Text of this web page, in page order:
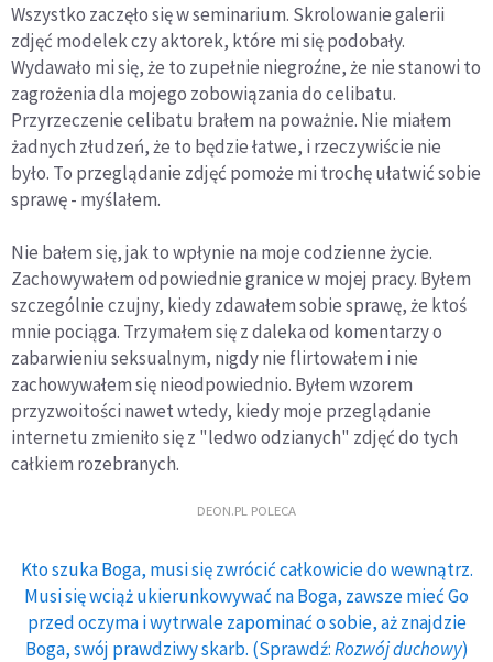
Wszystko zaczęło się w seminarium. Skrolowanie galerii
zdjęć modelek czy aktorek, które mi się podobały.
Wydawało mi się, że to zupełnie niegroźne, że nie stanowi to
zagrożenia dla mojego zobowiązania do celibatu.
Przyrzeczenie celibatu brałem na poważnie. Nie miałem
żadnych złudzeń, że to będzie łatwe, i rzeczywiście nie
było. To przeglądanie zdjęć pomoże mi trochę ułatwić sobie
sprawę - myślałem.
Nie bałem się, jak to wpłynie na moje codzienne życie.
Zachowywałem odpowiednie granice w mojej pracy. Byłem
szczególnie czujny, kiedy zdawałem sobie sprawę, że ktoś
mnie pociąga. Trzymałem się z daleka od komentarzy o
zabarwieniu seksualnym, nigdy nie flirtowałem i nie
zachowywałem się nieodpowiednio. Byłem wzorem
przyzwoitości nawet wtedy, kiedy moje przeglądanie
internetu zmieniło się z "ledwo odzianych" zdjęć do tych
całkiem rozebranych.
DEON.PL POLECA
Kto szuka Boga, musi się zwrócić całkowicie do wewnątrz.
Musi się wciąż ukierunkowywać na Boga, zawsze mieć Go
przed oczyma i wytrwale zapominać o sobie, aż znajdzie
Boga, swój prawdziwy skarb. (Sprawdź:Rozwój duchowy)